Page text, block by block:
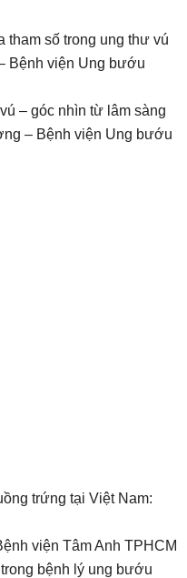
tham số trong ung thư vú
Bệnh viện Ung bướu
– góc nhìn từ lâm sàng
– Bệnh viện Ung bướu
trứng tại Việt Nam:
viện Tâm Anh TPHCM
bệnh lý ung bướu